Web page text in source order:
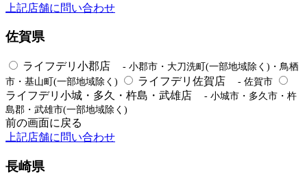
上記店舗に問い合わせ
佐賀県
ライフデリ小郡店
- 小郡市・大刀洗町(一部地域除く)・鳥栖
市・基山町(一部地域除く)
ライフデリ佐賀店 - 佐賀市
ライフデリ小城・多久・杵島・武雄店
- 小城市・多久市・杵
島郡・武雄市(一部地域除く)
前の画面に戻る
上記店舗に問い合わせ
長崎県